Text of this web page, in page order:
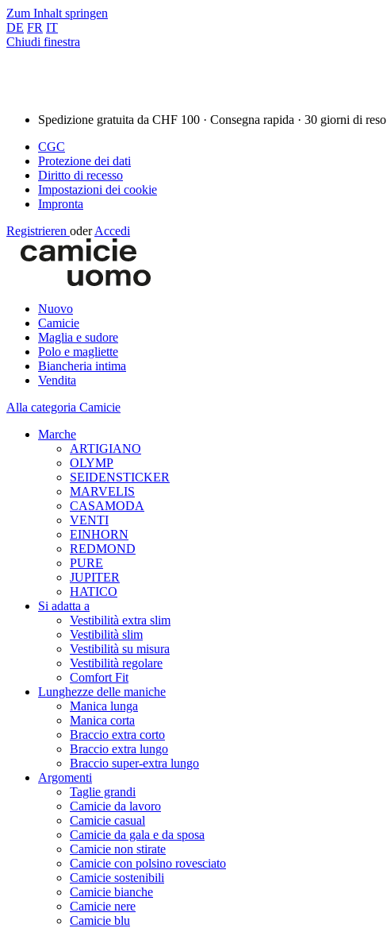
Zum Inhalt springen
DE FR IT
Chiudi finestra
Spedizione gratuita da CHF 100 · Consegna rapida · 30 giorni di reso
CGC
Protezione dei dati
Diritto di recesso
Impostazioni dei cookie
Impronta
Registrieren oder Accedi
Nuovo
Camicie
Maglia e sudore
Polo e magliette
Biancheria intima
Vendita
Alla categoria Camicie
Marche
ARTIGIANO
OLYMP
SEIDENSTICKER
MARVELIS
CASAMODA
VENTI
EINHORN
REDMOND
PURE
JUPITER
HATICO
Si adatta a
Vestibilità extra slim
Vestibilità slim
Vestibilità su misura
Vestibilità regolare
Comfort Fit
Lunghezze delle maniche
Manica lunga
Manica corta
Braccio extra corto
Braccio extra lungo
Braccio super-extra lungo
Argomenti
Taglie grandi
Camicie da lavoro
Camicie casual
Camicie da gala e da sposa
Camicie non stirate
Camicie con polsino rovesciato
Camicie sostenibili
Camicie bianche
Camicie nere
Camicie blu